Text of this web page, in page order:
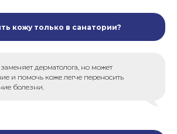
кожу только в санатории?
дерматолога, но может
и помочь коже легче переносить
болезни.